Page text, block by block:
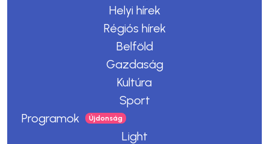
Helyi hírek
Régiós hírek
Belföld
Gazdaság
Kultúra
Sport
Programok
Light